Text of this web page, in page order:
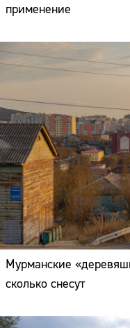
применение
Мурманские
сколько снесут